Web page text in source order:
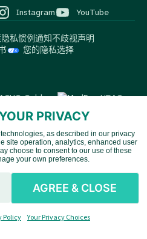
Instagram YouTube
隐私惯例通知不歧视声明
您的隐私选择
。版权所有。.MedBox是
的优质服务覆盖美国48个
PRIVACY
as described in our privacy
site operation, analytics, enhanced user
choose to consent to our use of these
your own preferences.
AGREE & CLOSE
Policy Your Privacy Choices
Chinese
English
Spanish
Vietnamese